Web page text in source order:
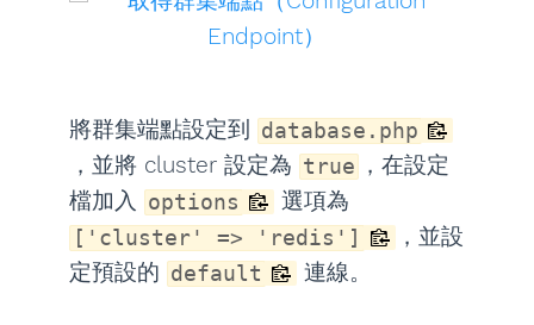
將群集端點設定到 database.php
，並將 cluster 設定為 true ，在設定
檔加入
options 選項為
['cluster' => 'redis']
，並設
定預設的 default 連線。